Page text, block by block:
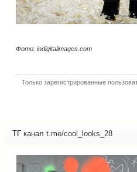
Фото: indigitalimages.com
Только зарегистрированные
ТГ канал t.me/cool_looks_28